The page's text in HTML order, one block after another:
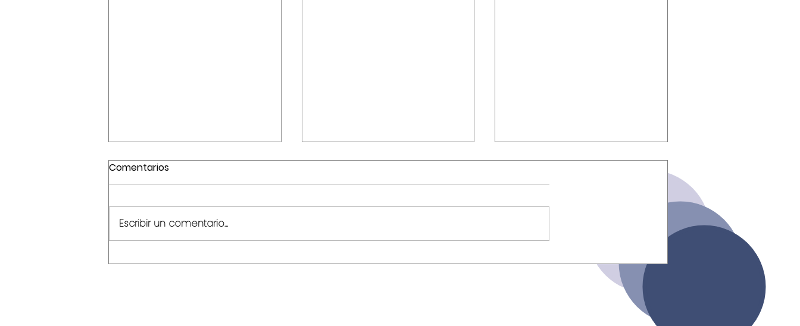
El ecosistema que
La reserva no cierra la
IA en el hotel: el 93%
Comentarios
Escribir un comentario...